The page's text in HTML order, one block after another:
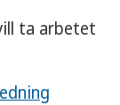
ta arbetet